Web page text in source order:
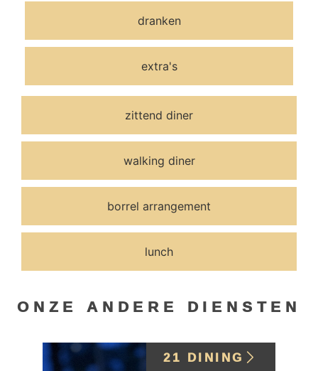
zittend diner
walking diner
borrel arrangement
lunch
dranken
extra's
ONZE ANDERE DIENSTEN
21 DINING